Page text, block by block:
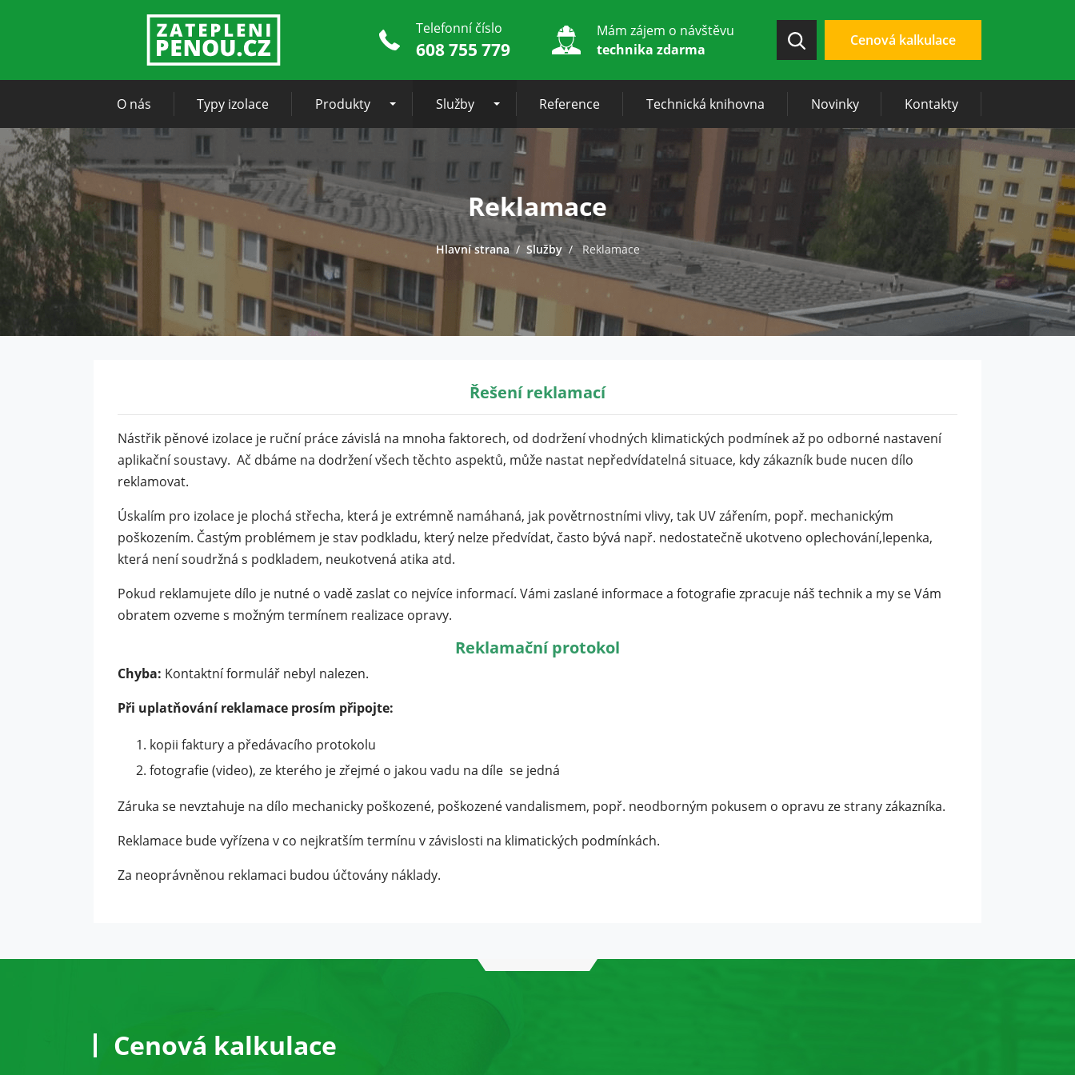
Telefonní číslo
608 755 779
Mám zájem o návštěvu
technika zdarma
Cenová kalkulace
O nás Typy izolace Produkty Služby Reference Technická knihovna Novinky Kontakty
Reklamace
Hlavní strana Služby Reklamace
Řešení reklamací
Nástřik pěnové izolace je ruční práce závislá na mnoha faktorech, od dodržení vhodných klimatických podmínek až po odborné nastavení
aplikační soustavy. Ač dbáme na dodržení všech těchto aspektů, může nastat nepředvídatelná situace, kdy zákazník bude nucen dílo
reklamovat.
Úskalím pro izolace je plochá střecha, která je extrémně namáhaná, jak povětrnostními vlivy, tak UV zářením, popř. mechanickým
poškozením. Častým problémem je stav podkladu, který nelze předvídat, často bývá např. nedostatečně ukotveno oplechování,lepenka,
která není soudržná s podkladem, neukotvená atika atd.
Pokud reklamujete dílo je nutné o vadě zaslat co nejvíce informací. Vámi zaslané informace a fotografie zpracuje náš technik a my se Vám
obratem ozveme s možným termínem realizace opravy.
Reklamační protokol
Chyba: Kontaktní formulář nebyl nalezen.
Při uplatňování reklamace prosím připojte:
kopii faktury a předávacího protokolu
fotografie (video), ze kterého je zřejmé o jakou vadu na díle se jedná
Záruka se nevztahuje na dílo mechanicky poškozené, poškozené vandalismem, popř. neodborným pokusem o opravu ze strany zákazníka.
Reklamace bude vyřízena v co nejkratším termínu v závislosti na klimatických podmínkách.
Za neoprávněnou reklamaci budou účtovány náklady.
Cenová kalkulace
Nutné
Tyto
nejsou
potřeba
pro
Abychom
web
vaší návštěvě